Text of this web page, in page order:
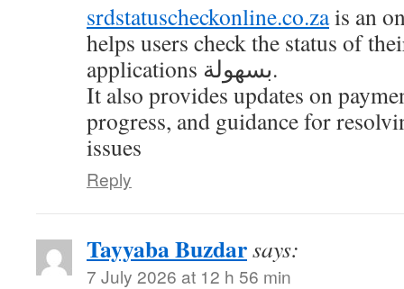
srdstatuscheckonline.co.zais an
helps users check the status of
applications بسهولة.
It also provides updates on
progress, and guidance for
issues
Reply
Tayyaba Buzdarsays:
7 July 2026 at 12 h 56 min